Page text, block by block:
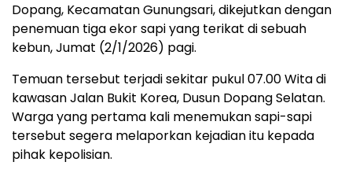
Dopang, Kecamatan Gunungsari, dikejutkan dengan
penemuan tiga ekor sapi yang terikat di sebuah
kebun, Jumat (2/1/2026) pagi.
Temuan tersebut terjadi sekitar pukul 07.00 Wita di
kawasan Jalan Bukit Korea, Dusun Dopang Selatan.
Warga yang pertama kali menemukan sapi-sapi
tersebut segera melaporkan kejadian itu kepada
pihak kepolisian.